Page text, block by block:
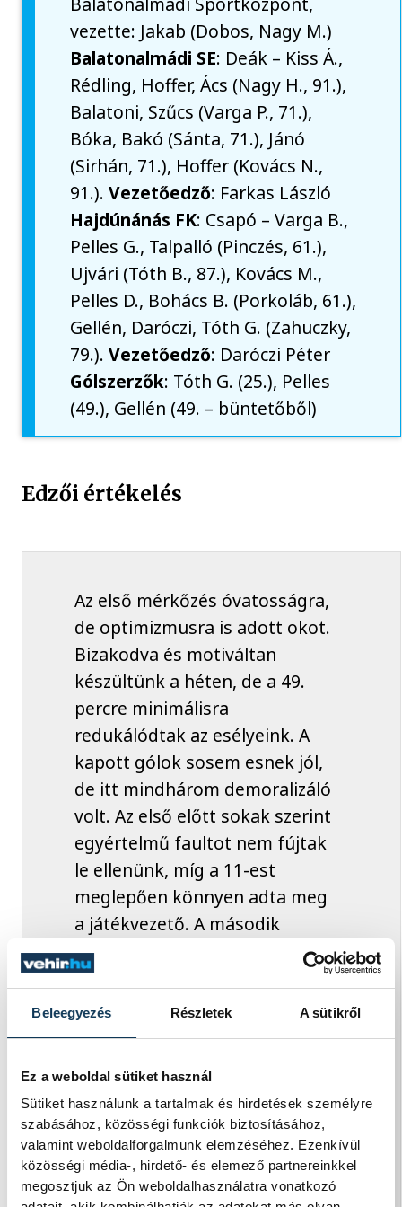
Beleegyezés Részletek A sütikről
Ez a weboldal sütiket használ
Sütiket használunk a tartalmak és hirdetések személyre
szabásához, közösségi funkciók biztosításához,
valamint weboldalforgalmunk elemzéséhez. Ezenkívül
közösségi média-, hirdető- és elemező partnereinkkel
megosztjuk az Ön weboldalhasználatra vonatkozó
vezette: Jakab (Dobos, Nagy M.)
Balatonalmádi SE: Deák – Kiss Á.,
Rédling, Hoffer, Ács (Nagy H., 91.),
Balatoni, Szűcs (Varga P., 71.),
Bóka, Bakó (Sánta, 71.), Jánó
(Sirhán, 71.), Hoffer (Kovács N.,
91.).Vezetőedző: Farkas László
Hajdúnánás FK: Csapó – Varga B.,
Pelles G., Talpalló (Pinczés, 61.),
Ujvári (Tóth B., 87.), Kovács M.,
Pelles D., Bohács B. (Porkoláb, 61.),
Gellén, Daróczi, Tóth G. (Zahuczky,
79.).Vezetőedző: Daróczi Péter
Gólszerzők: Tóth G. (25.), Pelles
(49.), Gellén (49. – büntetőből)
Edzői értékelés
Az első mérkőzés óvatosságra,
de optimizmusra is adott okot.
Bizakodva és motiváltan
készültünk a héten, de a 49.
percre minimálisra
redukálódtak az esélyeink. A
kapott gólok sosem esnek jól,
de itt mindhárom demoralizáló
volt. Az első előtt sokak szerint
egyértelmű faultot nem fújtak
le ellenünk, míg a 11-est
meglepően könnyen adta meg
a játékvezető. A második
találatnál sajnos nagy egyéni
hibát vétettünk, ami után egy
érintőből, a félpályáról vették
be a kapunkat. Ami pozitívum
össze 3-0-nál sem, és az utolsó
pillanatig próbálkoztunk, de a
kapufa többször is a
Hajdúnánást segítette. A hazai
szurkolótábor mellett most